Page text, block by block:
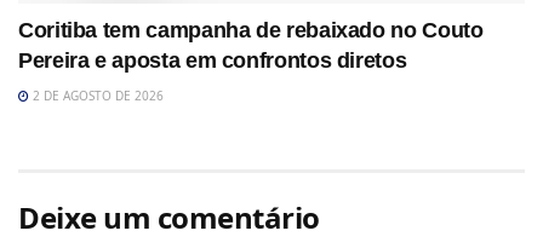
Coritiba tem campanha de rebaixado no Couto
Pereira e aposta em confrontos diretos
2 DE AGOSTO DE 2026
Deixe um comentário